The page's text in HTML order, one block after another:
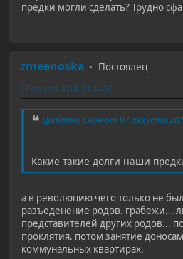
предки могли сделать? Трудно
zmeenoska
Постоялец
07 августа 2018, 11:23:56
Цитата: Слон от 07 августа
Какие такие долги наши
а в революцию чего только не
разъеденение родов. грабежи...
представителей других родов...
проклятия. потом занятие
коммунальных квартирах.